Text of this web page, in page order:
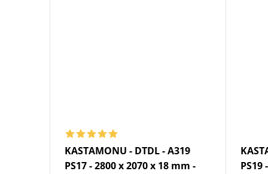
KASTAMONU - DTDL - A319
PS17 - 2800 x 2070 x 18 mm -
PS19